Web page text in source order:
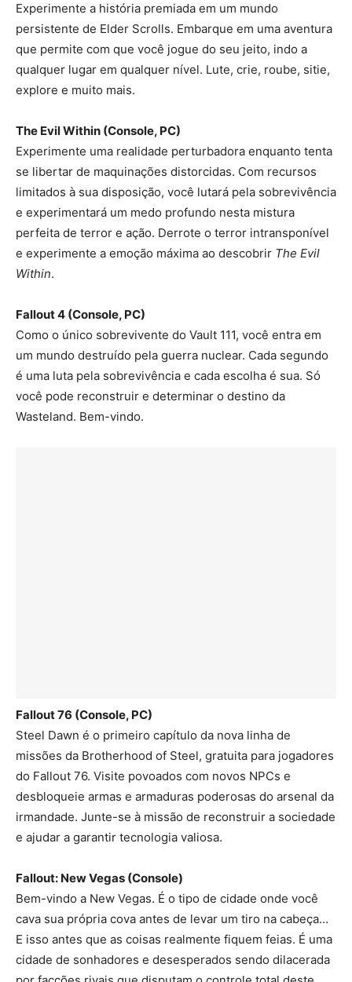
Experimente a história premiada em um mundo
persistente de Elder Scrolls. Embarque em uma aventura
que permite com que você jogue do seu jeito, indo a
qualquer lugar em qualquer nível. Lute, crie, roube, sitie,
explore e muito mais.
The Evil Within (Console, PC)
Experimente uma realidade perturbadora enquanto tenta
se libertar de maquinações distorcidas. Com recursos
limitados à sua disposição, você lutará pela sobrevivência
e experimentará um medo profundo nesta mistura
perfeita de terror e ação. Derrote o terror intransponível
e experimente a emoção máxima ao descobrir The Evil
Within.
Fallout 4 (Console, PC)
Como o único sobrevivente do Vault 111, você entra em
um mundo destruído pela guerra nuclear. Cada segundo
é uma luta pela sobrevivência e cada escolha é sua. Só
você pode reconstruir e determinar o destino da
Wasteland. Bem-vindo.
Fallout 76 (Console, PC)
Steel Dawn é o primeiro capítulo da nova linha de
missões da Brotherhood of Steel, gratuita para jogadores
do Fallout 76. Visite povoados com novos NPCs e
desbloqueie armas e armaduras poderosas do arsenal da
irmandade. Junte-se à missão de reconstruir a sociedade
e ajudar a garantir tecnologia valiosa.
Fallout: New Vegas (Console)
Bem-vindo a New Vegas. É o tipo de cidade onde você
cava sua própria cova antes de levar um tiro na cabeça…
E isso antes que as coisas realmente fiquem feias. É uma
cidade de sonhadores e desesperados sendo dilacerada